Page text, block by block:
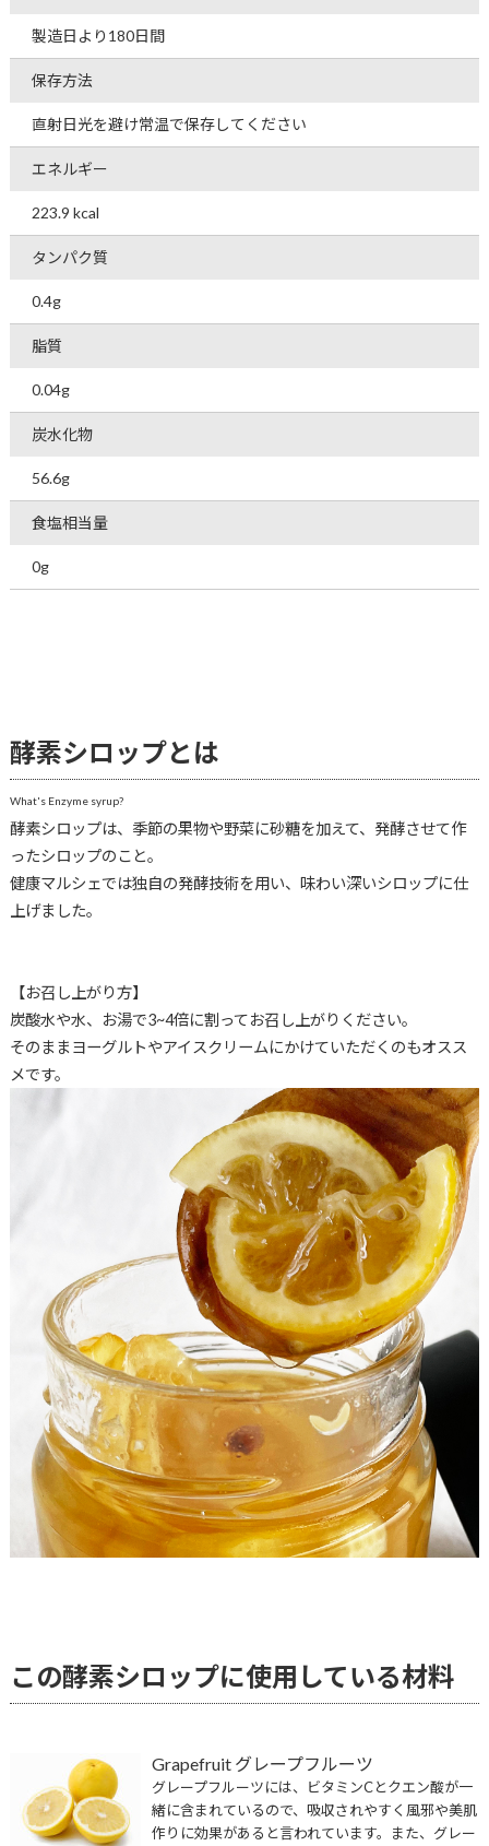
製造日より180日間
保存方法
直射日光を避け常温で保存してください
エネルギー
223.9 kcal
タンパク質
0.4g
脂質
0.04g
炭水化物
56.6g
食塩相当量
0g
酵素シロップとは
What's Enzyme syrup?
酵素シロップは、季節の果物や野菜に砂糖を加えて、発酵させて作
ったシロップのこと。
健康マルシェでは独自の発酵技術を用い、味わい深いシロップに仕
上げました。
【お召し上がり方】
炭酸水や水、お湯で3~4倍に割ってお召し上がりください。
そのままヨーグルトやアイスクリームにかけていただくのもオスス
メです。
この酵素シロップに使用している材料
Grapefruit グレープフルーツ
グレープフルーツには、ビタミンCとクエン酸が一
緒に含まれているので、吸収されやすく風邪や美肌
作りに効果があると言われています。また、グレー